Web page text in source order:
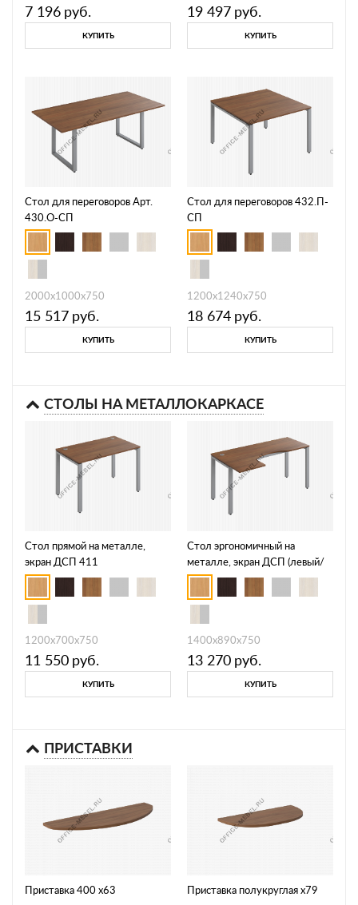
7 196 руб.
КУПИТЬ
19 497 руб.
КУПИТЬ
Стол для переговоров Арт.
430.О-СП
2000х1000х750
15 517 руб.
КУПИТЬ
Стол для переговоров 432.П-
СП
1200х1240х750
18 674 руб.
КУПИТЬ
СТОЛЫ НА МЕТАЛЛОКАРКАСЕ
Стол прямой на металле,
экран ДСП 411
1200х700х750
11 550 руб.
КУПИТЬ
Стол эргономичный на
металле, экран ДСП (левый/
правый) х441.03 л/пр
1400х890х750
13 270 руб.
КУПИТЬ
ПРИСТАВКИ
Приставка 400 х63 Приставка полукруглая х79